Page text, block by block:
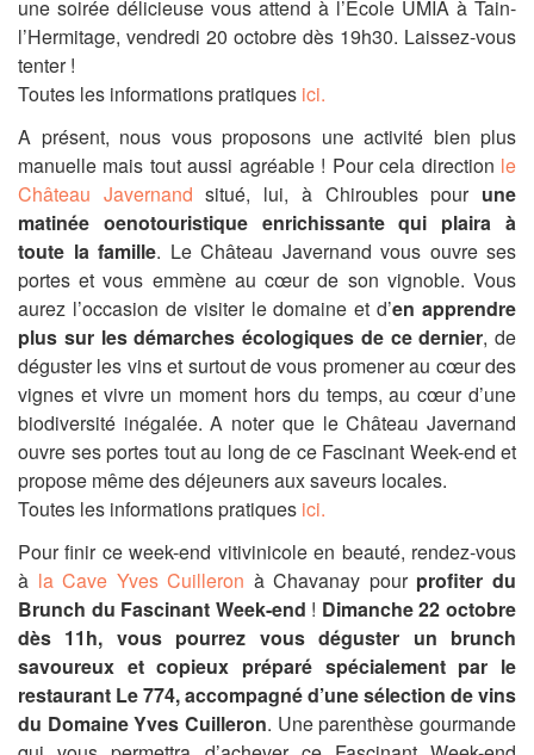
une soirée délicieuse vous attend à l’Ecole UMIA à Tain-
l’Hermitage, vendredi 20 octobre dès 19h30. Laissez-vous
tenter !
Toutes les informations pratiques ici.
A présent, nous vous proposons une activité bien plus
manuelle mais tout aussi agréable ! Pour cela direction le
Château Javernand situé, lui, à Chiroubles pour une
matinée oenotouristique enrichissante qui plaira à
toute la famille. Le Château Javernand vous ouvre ses
portes et vous emmène au cœur de son vignoble. Vous
aurez l’occasion de visiter le domaine et d’en apprendre
plus sur les démarches écologiques de ce dernier, de
déguster les vins et surtout de vous promener au cœur des
vignes et vivre un moment hors du temps, au cœur d’une
biodiversité inégalée.A noter que le Château Javernand
ouvre ses portes tout au long de ce Fascinant Week-end et
propose même des déjeuners aux saveurs locales.
Toutes les informations pratiques ici.
Pour finir ce week-end vitivinicole en beauté, rendez-vous
à la Cave Yves Cuilleron à Chavanay pour profiter du
Brunch du Fascinant Week-end ! Dimanche 22 octobre
dès 11h, vous pourrez vous déguster un brunch
savoureux et copieux préparé spécialement par le
restaurant Le 774, accompagné d’une sélection de vins
du Domaine Yves Cuilleron. Une parenthèse gourmande